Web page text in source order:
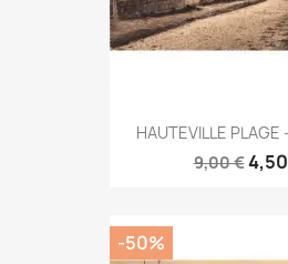
HAUTEVILLE
9,00 €
-50%